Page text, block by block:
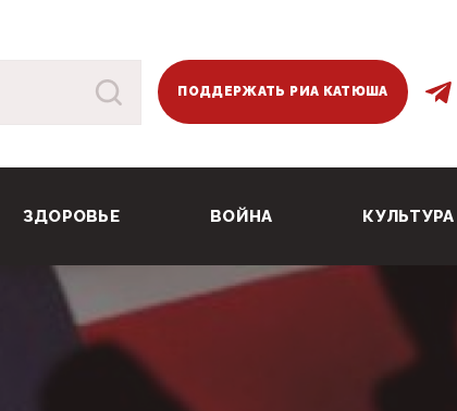
ПОДДЕРЖАТЬ РИА КАТЮША
ЗДОРОВЬЕ ВОЙНА КУЛЬТУРА